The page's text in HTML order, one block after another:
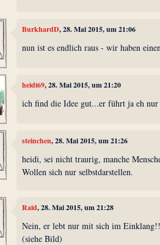
BurkhardD, 28. Mai 2015, um 21:06
nun ist es endlich raus - wir haben
heidi69, 28. Mai 2015, um 21:20
ich find die Idee gut...er führt ja eh nur
steinchen, 28. Mai 2015, um 21:26
heidi, sei nicht traurig, manche
Wollen sich nur selbstdarstellen.
Raid, 28. Mai 2015, um 21:28
Nein, er lebt nur mit sich im
(siehe Bild)